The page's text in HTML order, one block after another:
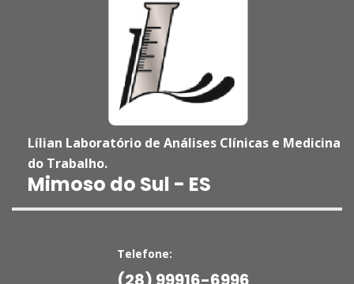
Lílian Laboratório de Análises Clínicas e Medicina
do Trabalho.
Mimoso do Sul - ES
Telefone: